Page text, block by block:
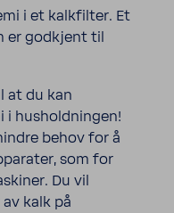
i et kalkfilter. Et
er godkjent til
at du kan
i husholdningen!
behov for å
som for
Du vil
kalk på